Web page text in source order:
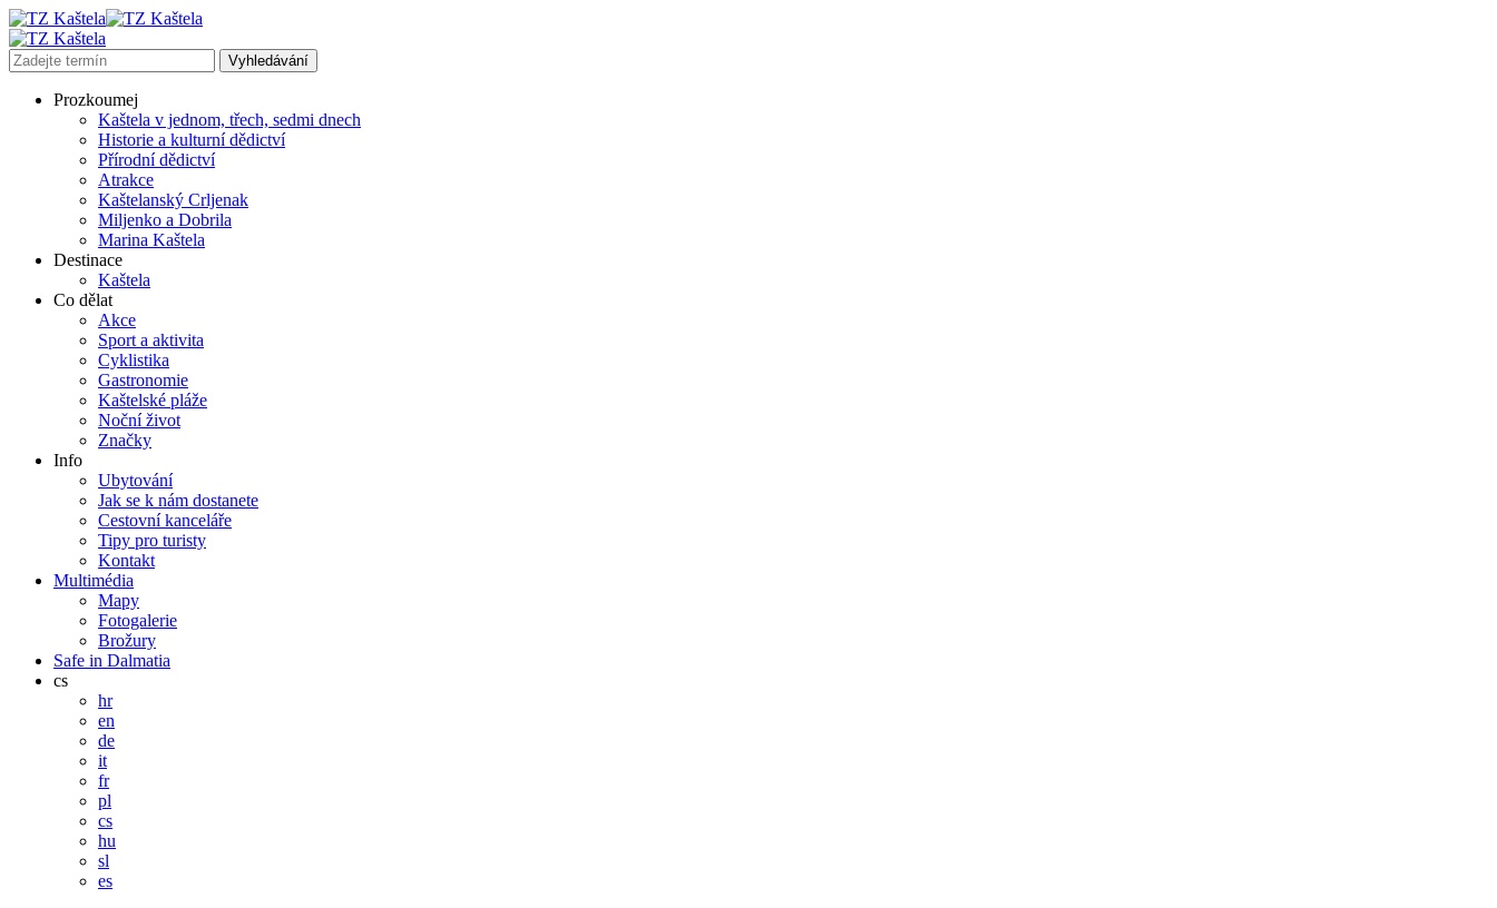
Prozkoumej
Kaštela v jednom, třech, sedmi dnech
Historie a kulturní dědictví
Přírodní dědictví
Atrakce
Kaštelanský Crljenak
Miljenko a Dobrila
Marina Kaštela
Destinace
Kaštela
Co dělat
Akce
Sport a aktivita
Cyklistika
Gastronomie
Kaštelské pláže
Noční život
Značky
Info
Ubytování
Jak se k nám dostanete
Cestovní kanceláře
Tipy pro turisty
Kontakt
Multimédia
Mapy
Fotogalerie
Brožury
Safe in Dalmatia
cs
hr
en
de
it
fr
pl
cs
hu
sl
es